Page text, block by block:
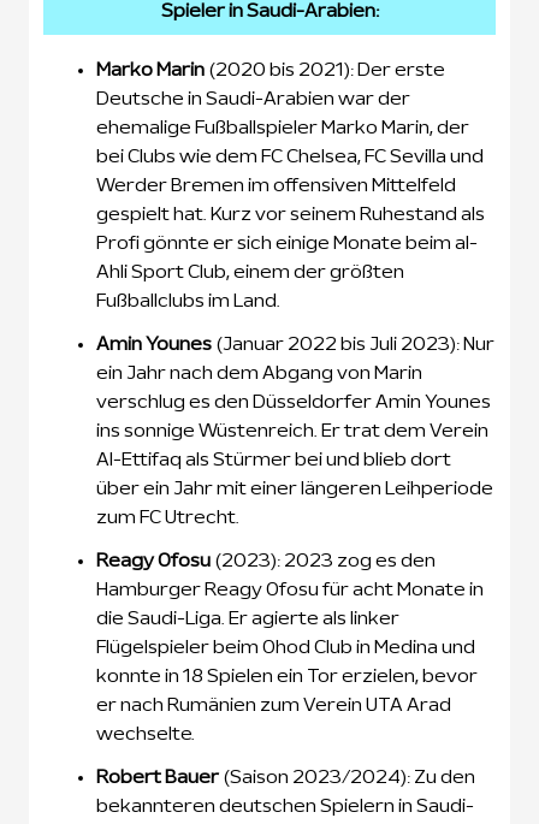
Spieler in Saudi-Arabien:
Marko Marin (2020 bis 2021): Der erste
Deutsche in Saudi-Arabien war der
ehemalige Fußballspieler Marko Marin, der
bei Clubs wie dem FC Chelsea, FC Sevilla und
Werder Bremen im offensiven Mittelfeld
gespielt hat. Kurz vor seinem Ruhestand als
Profi gönnte er sich einige Monate beim al-
Ahli Sport Club, einem der größten
Fußballclubs im Land.
Amin Younes (Januar 2022 bis Juli 2023): Nur
ein Jahr nach dem Abgang von Marin
verschlug es den Düsseldorfer Amin Younes
ins sonnige Wüstenreich. Er trat dem Verein
Al-Ettifaq als Stürmer bei und blieb dort
über ein Jahr mit einer längeren Leihperiode
zum FC Utrecht.
Reagy Ofosu (2023): 2023 zog es den
Hamburger Reagy Ofosu für acht Monate in
die Saudi-Liga. Er agierte als linker
Flügelspieler beim Ohod Club in Medina und
konnte in 18 Spielen ein Tor erzielen, bevor
er nach Rumänien zum Verein UTA Arad
wechselte.
Robert Bauer (Saison 2023/2024): Zu den
bekannteren deutschen Spielern in Saudi-